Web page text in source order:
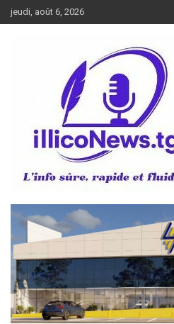
Aller
au
jeudi, août 6, 2026
illiconews